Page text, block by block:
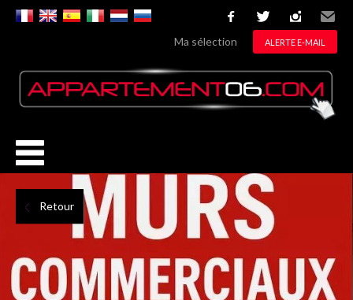
facebooktwitterinstagram
Email
Ma sélection ALERTE E-MAIL
Retour